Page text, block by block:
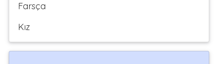
Farsça
Kız